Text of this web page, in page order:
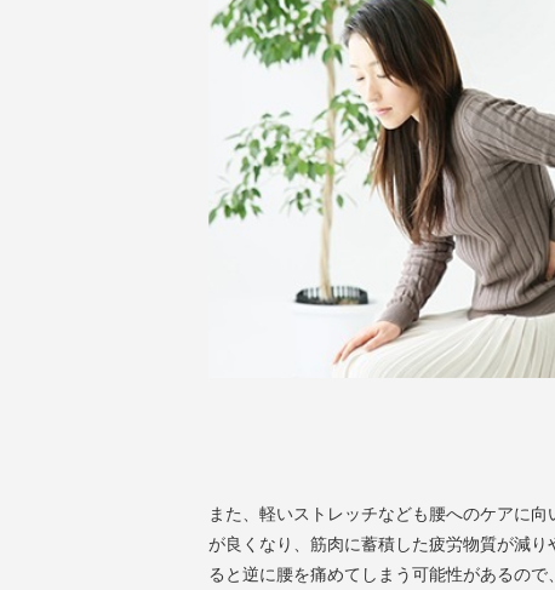
また、軽いストレッチなども腰へのケアに
が良くなり、筋肉に蓄積した疲労物質が減
ると逆に腰を痛めてしまう可能性があるので